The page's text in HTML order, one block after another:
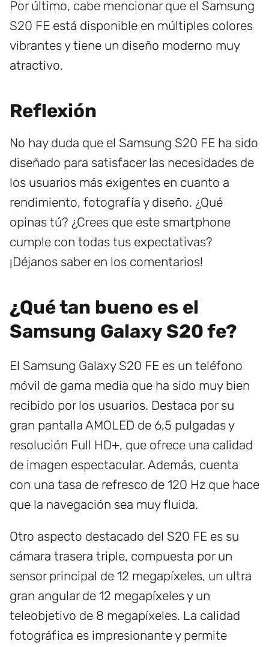
Por último, cabe mencionar que el Samsung
S20 FE está disponible en múltiples colores
vibrantes y tiene un diseño moderno muy
atractivo.
Reflexión
No hay duda que el Samsung S20 FE ha sido
diseñado para satisfacer las necesidades de
los usuarios más exigentes en cuanto a
rendimiento, fotografía y diseño. ¿Qué
opinas tú? ¿Crees que este smartphone
cumple con todas tus expectativas?
¡Déjanos saber en los comentarios!
¿Qué tan bueno es el
Samsung Galaxy S20 fe?
El Samsung Galaxy S20 FE es un teléfono
móvil de gama media que ha sido muy bien
recibido por los usuarios. Destaca por su
gran pantalla AMOLED de 6,5 pulgadas y
resolución Full HD+, que ofrece una calidad
de imagen espectacular. Además, cuenta
con una tasa de refresco de 120 Hz que hace
que la navegación sea muy fluida.
Otro aspecto destacado del S20 FE es su
cámara trasera triple, compuesta por un
sensor principal de 12 megapíxeles, un ultra
gran angular de 12 megapíxeles y un
teleobjetivo de 8 megapíxeles. La calidad
fotográfica es impresionante y permite